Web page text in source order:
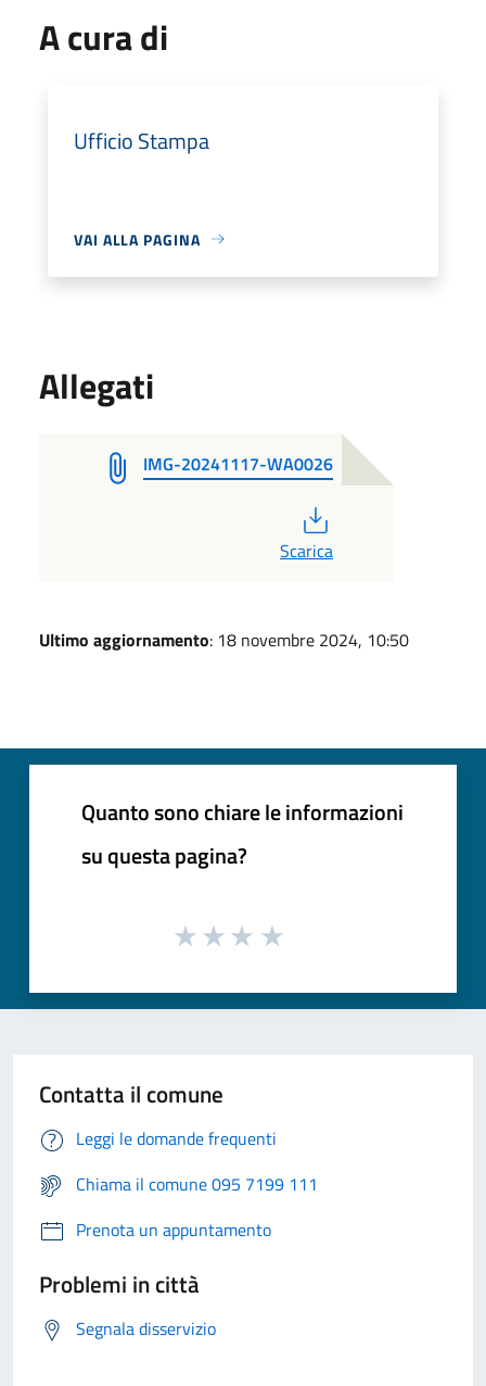
A cura di
Ufficio Stampa
VAI ALLA PAGINA
Allegati
IMG-20241117-WA0026
Scarica
Ultimo aggiornamento: 18 novembre 2024, 10:50
Quanto sono chiare le informazioni
su questa pagina?
Contatta il comune
Leggi le domande frequenti
Chiama il comune 095 7199 111
Prenota un appuntamento
Problemi in città
Segnala disservizio